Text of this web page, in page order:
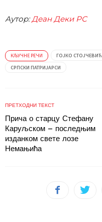
Аутор:Деан Деки РС
КЉУЧНЕ РЕЧИ ГОЈКО СТОЈЧЕВИЋ
СРПСКИ ПАТРИЈАРСИ
ПРЕТХОДНИ ТЕКСТ
Прича о старцу Стефану
Каруљском – последњим
изданком свете лозе
Немањића